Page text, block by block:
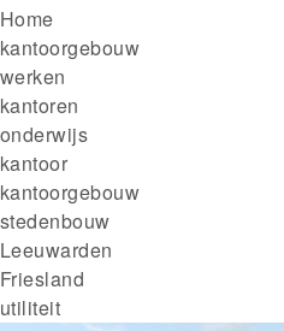
Kruimelpad
Home
kantoorgebouw
werken
kantoren
onderwijs
kantoor
kantoorgebouw
stedenbouw
Leeuwarden
Friesland
utiliteit